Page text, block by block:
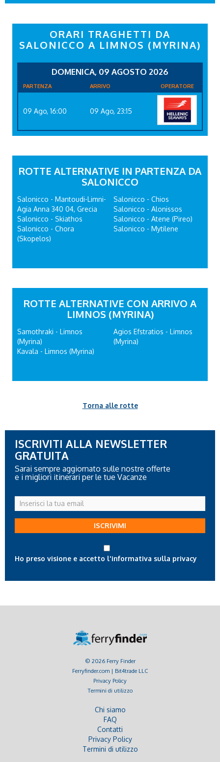
ORARI TRAGHETTI DA
SALONICCO A LIMNOS (MYRINA)
DOMENICA, 09 AGOSTO 2026
PARTENZA ARRIVO OPERATORE
09 Ago, 16:00 09 Ago, 23:15
ROTTE ALTERNATIVE IN PARTENZA DA
SALONICCO
Salonicco - Mantoudi-Limni-
Agia Anna 340 04, Grecia
Salonicco - Skiathos
Salonicco - Chora
(Skopelos)
Salonicco - Chios
Salonicco - Alonissos
Salonicco - Atene (Pireo)
Salonicco - Mytilene
ROTTE ALTERNATIVE CON ARRIVO A
LIMNOS (MYRINA)
Samothraki - Limnos
(Myrina)
Kavala - Limnos (Myrina)
Agios Efstratios - Limnos
(Myrina)
Torna alle rotte
ISCRIVITI ALLA NEWSLETTER
GRATUITA
Sarai sempre aggiornato sulle nostre offerte
e i migliori itinerari per le tue Vacanze
Inserisci
la
tua
ISCRIVIMI
Ho preso visione e accetto l'informativa sulla privacy
© 2026 Ferry Finder
Ferryfinder.com | Bit4trade LLC
Privacy Policy
Termini di utilizzo
Chi siamo
FAQ
Contatti
Privacy Policy
Termini di utilizzo